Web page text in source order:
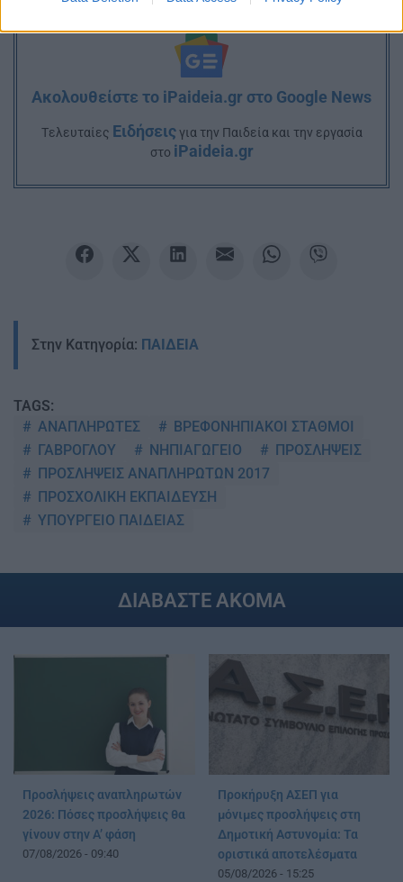
Ακολουθείστε το iPaideia.gr στο Google News
Tελευταίες Ειδήσειςγια την Παιδεία και την εργασία
στο iPaideia.gr
Στην Κατηγορία: ΠΑΙΔΕΙΑ
TAGS:
ΑΝΑΠΛΗΡΩΤΕΣ
ΒΡΕΦΟΝΗΠΙΑΚΟΙ ΣΤΑΘΜΟΙ
ΓΑΒΡΟΓΛΟΥ
ΝΗΠΙΑΓΩΓΕΙΟ
ΠΡΟΣΛΗΨΕΙΣ
ΠΡΟΣΛΗΨΕΙΣ ΑΝΑΠΛΗΡΩΤΩΝ 2017
ΠΡΟΣΧΟΛΙΚΗ ΕΚΠΑΙΔΕΥΣΗ
ΥΠΟΥΡΓΕΙΟ ΠΑΙΔΕΙΑΣ
ΔΙΑΒΑΣΤΕ ΑΚΟΜΑ
Προσλήψεις αναπληρωτών
2026: Πόσες προσλήψεις θα
γίνουν στην Α’ φάση
07/08/2026 - 09:40
Προκήρυξη ΑΣΕΠ για
μόνιμες προσλήψεις στη
Δημοτική Αστυνομία: Τα
οριστικά αποτελέσματα
05/08/2026 - 15:25